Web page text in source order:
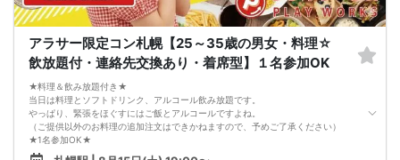
10. イベント中止に伴うユーザーへの返金額は、チケット代金となり、交通費、宿
泊費、通信費等の返金は行いません。
11. 領収書の発行はいたしかねます。
お申し込みが完了した時点で上記すべての事項に同意したと判断いたします。
8/15(土)20代夜コン札幌
アラサー限定コン札幌【25～35歳の男女・料理☆
飲放題付・連絡先交換あり・着席型】１名参加OK
★料理＆飲み放題付き★
当日は料理とソフトドリンク、アルコール飲み放題です。
やっぱり、緊張をほぐすにはご飯とアルコールですよね。
（ご提供以外のお料理の追加注文はできかねますので、予めご了承ください）
★1名参加OK★
他の1名参加の方とペアになりますし、友達作りにも最適です。